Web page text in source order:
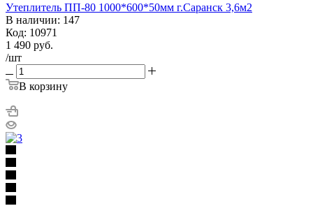
Утеплитель ПП-80 1000*600*50мм г.Саранск 3,6м2
В наличии: 147
Код: 10971
1 490 руб.
/шт
В корзину